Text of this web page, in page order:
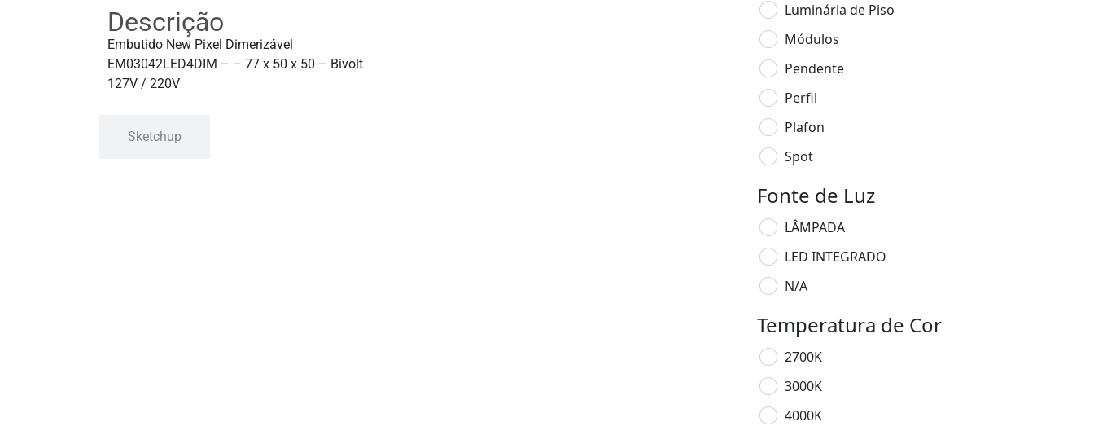
Descrição
Embutido New Pixel Dimerizável
EM03042LED4DIM – – 77 x 50 x 50 – Bivolt
127V / 220V
Sketchup
Luminária de Piso
Módulos
Pendente
Perfil
Plafon
Spot
Fonte de Luz
LÂMPADA
LED INTEGRADO
N/A
Temperatura de Cor
2700K
3000K
4000K